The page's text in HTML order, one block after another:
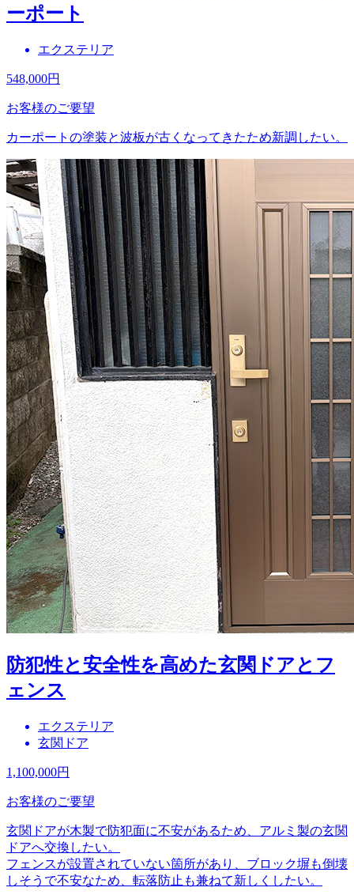
ーポート
エクステリア
548,000円
お客様のご要望
カーポートの塗装と波板が古くなってきたため新調したい。
防犯性と安全性を高めた玄関ドアとフ
ェンス
エクステリア
玄関ドア
1,100,000円
お客様のご要望
玄関ドアが木製で防犯面に不安があるため、アルミ製の玄関
ドアへ交換したい。
フェンスが設置されていない箇所があり、ブロック塀も倒壊
しそうで不安なため、転落防止も兼ねて新しくしたい。